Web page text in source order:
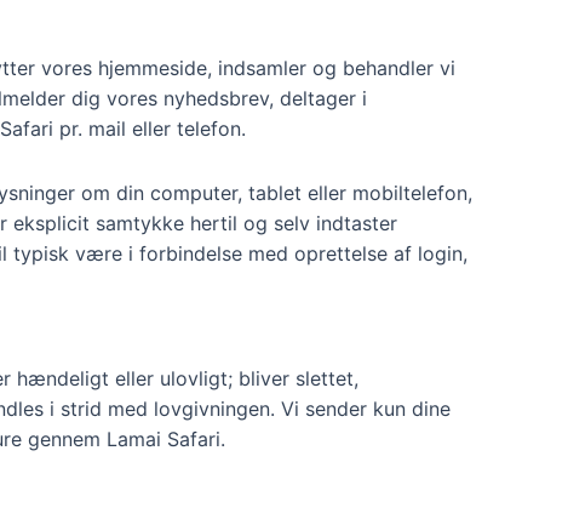
vores hjemmeside, indsamler og behandler vi
dig vores nyhedsbrev, deltager i
pr. mail eller telefon.
om din computer, tablet eller mobiltelefon,
eksplicit samtykke hertil og selv indtaster
typisk være i forbindelse med oprettelse af login,
hændeligt eller ulovligt; bliver slettet,
i strid med lovgivningen. Vi sender kun dine
gennem Lamai Safari.